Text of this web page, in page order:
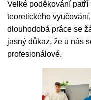
Velké poděkování
teoretického
dlouhodobá práce se
jasný důkaz, že u nás
profesionálové.